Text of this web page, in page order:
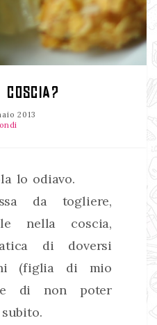
2013
lo odiavo.
da togliere,
nella coscia,
di doversi
(figlia di mio
di non poter